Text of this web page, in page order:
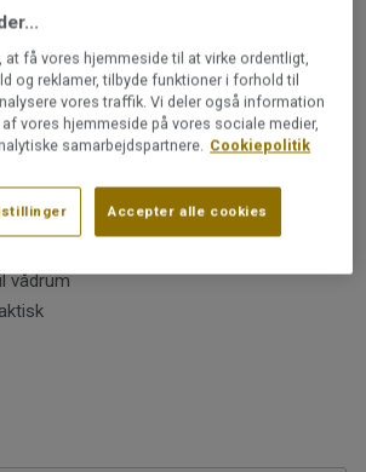
af et kreativt samarbejde med
Note Design Studio.
under Milano Design Week
til designentusiasten, som sætter
og slidstærkt gulv.
godkendt og opfylder branchens
Kontakt altid en GVK-autoriseret
Læs mere
vådrum
at få vores hjemmeside til at virke ordentligt,
og reklamer, tilbyde funktioner i forhold til
vores traffik. Vi deler også information
vores hjemmeside på vores sociale medier,
samarbejdspartnere. Cookiepolitik
Accepter alle cookies